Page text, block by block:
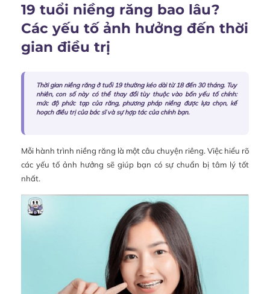
19 tuổi niềng răng bao lâu?
Các yếu tố ảnh hưởng đến thời
gian điều trị
Thời gian niềng răng ở tuổi 19 thường kéo dài từ 18 đến 30 tháng. Tuy
nhiên, con số này có thể thay đổi tùy thuộc vào bốn yếu tố chính:
mức độ phức tạp của răng, phương pháp niềng được lựa chọn, kế
hoạch điều trị của bác sĩ và sự hợp tác của chính bạn.
Mỗi hành trình niềng răng là một câu chuyện riêng. Việc hiểu rõ
các yếu tố ảnh hưởng sẽ giúp bạn có sự chuẩn bị tâm lý tốt
nhất.